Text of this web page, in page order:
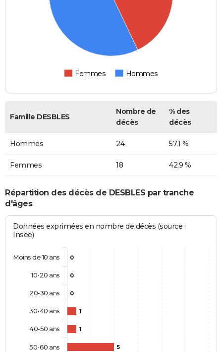
Femmes Hommes
Famille DESBLES
Nombre de
décès
% des
décès
Hommes 24 57,1 %
Femmes 18 42,9 %
Répartition des décès de DESBLES par tranche
d'âges
Données exprimées en nombre de décès (source :
Insee)
0
0
0
1
1
5
Moins de 10 ans
10-20 ans
20-30 ans
30-40 ans
40-50 ans
50-60 ans